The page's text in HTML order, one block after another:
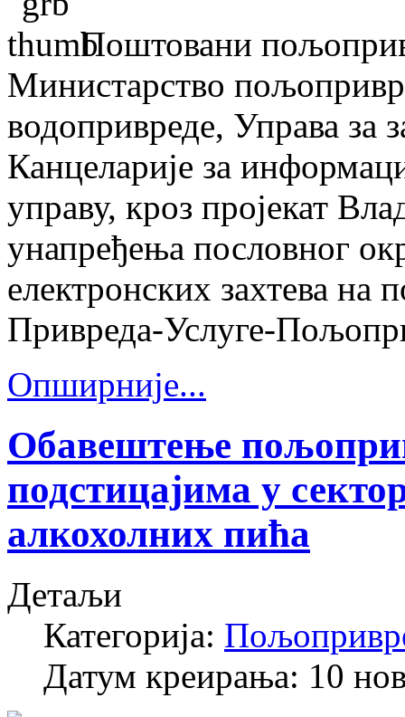
Поштовани
Министарство
водопривреде, Управа за
Канцеларије за
управу, кроз пројекат
унапређења пословног
електронских захтева на
Привреда-Услуге-
Опширније...
Обавештење
подстицајима у
алкохолних пића
Детаљи
Категорија:
Датум креирања: 10